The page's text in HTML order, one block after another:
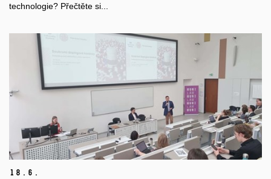
technologie? Přečtěte si...
18. 6.